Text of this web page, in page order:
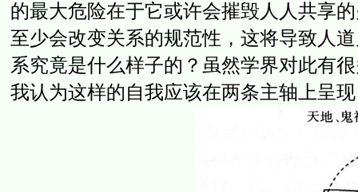
的最大危险在于它或许会摧毁人人共享
至少会改变关系的规范性，这将导致人
系究竟是什么样子的？虽然学界对此有
我认为这样的自我应该在两条主轴上呈